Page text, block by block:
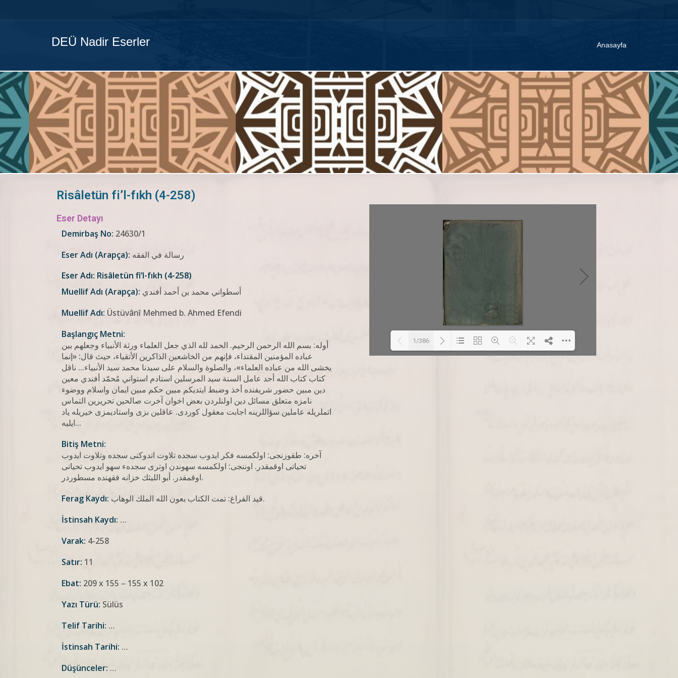
DEÜ Nadir Eserler Anasayfa
Risâletün fi’l-fıkh (4-258)
Eser Detayı
Demirbaş No: 24630/1
Eser Adı (Arapça): رسالة في الفقه
Eser Adı: Risâletün fi’l-fıkh (4-258)
Muellif Adı (Arapça): أسطواني محمد بن أحمد أفندي
Muellif Adı: Üstüvânî Mehmed b. Ahmed Efendi
Başlangıç Metni:
أوله: بسم الله الرحمن الرحيم. الحمد لله الذي جعل العلماء ورثة الأنبياء وجعلهم بين
عباده المؤمنین المقتداء، فإنهم من الخاشعين الذاكرين الأتقياء، حیث قال: «إنما
يخشى الله من عباده العلماء»، والصلوة والسلام على سيدنا محمد سيد الأنبياء... ناقل
كتاب کتاب الله أحد عامل السنة سید المرسلین استادم استواني مُحمّد أفندي معين
دين مبين حضور شريفنده أخذ وضبط ايتديكم مبين حكم مبين ايمان واسلام ووضوء
نامزه متعلق مسائل دين اولنلردن بعض اخوان آخرت صالحين تحريرین التماس
اتملريله عاملين سؤاللرينه اجابت معقول كوردی. عاقلين بزی واستاديمزی خيريله ياد
ايلیه...
Bitiş Metni:
آخره: طقوزنجی: اولکمسه فکر ایدوب سجده تلاوت اتدوکنی سجده وتلاوت ایدوب
تحیاتی اوقمقدر. اوننجی: اولکمسه سهوندن اوتری سجدهء سهو ایدوب تحیاتی
اوقمقدر. أبو اللیثك خزانه فقهنده مسطوردر.
Ferag Kaydı:
قيد الفراغ: تمت الكتاب بعون الله الملك الوهاب.
İstinsah Kaydı: …
Varak: 4-258
Satır: 11
Ebat: 209 x 155 – 155 x 102
Yazı Türü: Sülüs
Telif Tarihi: …
İstinsah Tarihi: …
Düşünceler: …
1/386